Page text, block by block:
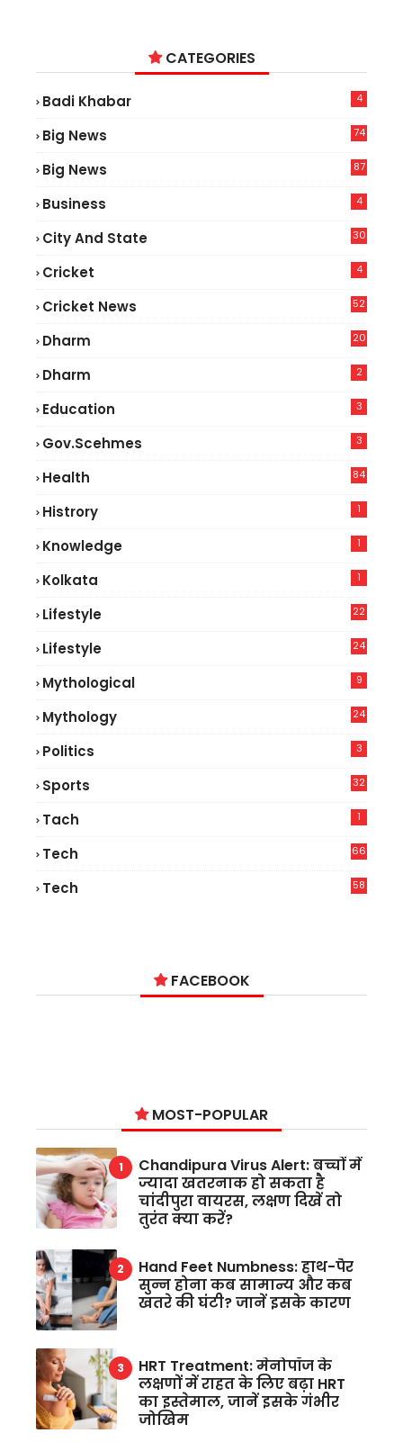
CATEGORIES
Badi Khabar 4
Big News
74
Big News
87
Business 4
City And State 30
Cricket 4
Cricket News
52
Dharm 20
Dharm 2
Education 3
Gov.scehmes 3
Health
84
Histrory 1
Knowledge 1
Kolkata 1
Lifestyle
22
Lifestyle
24
Mythological 9
Mythology 24
Politics 3
Sports 32
Tach 1
Tech
66
Tech
58
FACEBOOK
MOST-POPULAR
Chandipura Virus Alert: बच्चों में
ज्यादा खतरनाक हो सकता है
चांदीपुरा वायरस, लक्षण दिखें तो
तुरंत क्या करें?
Hand Feet Numbness: हाथ-पैर
सुन्न होना कब सामान्य और कब
खतरे की घंटी? जानें इसके कारण
HRT Treatment: मेनोपॉज के
लक्षणों में राहत के लिए बढ़ा HRT
का इस्तेमाल, जानें इसके गंभीर
जोखिम